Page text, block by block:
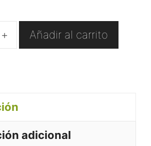
Rooibos
Añadir al carrito
adicional